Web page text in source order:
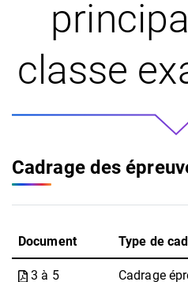
classe
Cadrage des
Document Type de
3 à 5
Cadrage